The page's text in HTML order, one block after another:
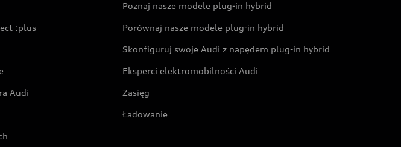
:plus
Audi
Poznaj nasze modele plug-in hybrid
Porównaj nasze modele plug-in hybrid
Skonfiguruj swoje Audi z napędem plug-in hybrid
Eksperci elektromobilności Audi
Zasięg
Ładowanie